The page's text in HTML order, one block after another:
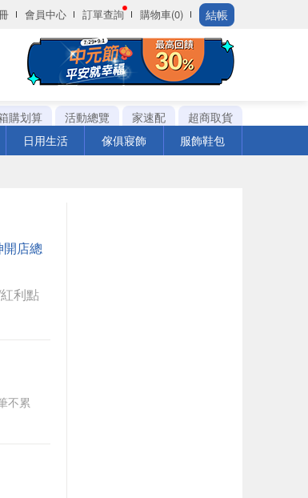
會員中心 訂單查詢 購物車(0) 結帳
購划算 活動總覽 家速配
超商取貨
日用生活 傢俱寢飾 服飾鞋包
開店總
利點
不累